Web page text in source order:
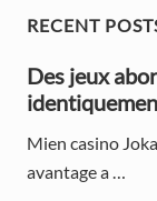
P
s
t
:
P
s
t
P
r
i
m
RECENT
Des jeux
Mien casino
avantage a …